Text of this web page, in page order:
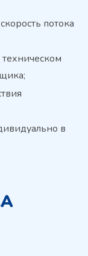
потока
в